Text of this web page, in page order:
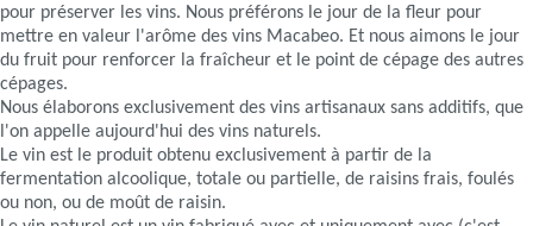
pour préserver les vins. Nous préférons le jour de la fleur pour
mettre en valeur l'arôme des vins Macabeo. Et nous aimons le jour
du fruit pour renforcer la fraîcheur et le point de cépage des autres
cépages.
Nous élaborons exclusivement des vins artisanaux sans additifs, que
l'on appelle aujourd'hui des vins naturels.
Le vin est le produit obtenu exclusivement à partir de la
fermentation alcoolique, totale ou partielle, de raisins frais, foulés
ou non, ou de moût de raisin.